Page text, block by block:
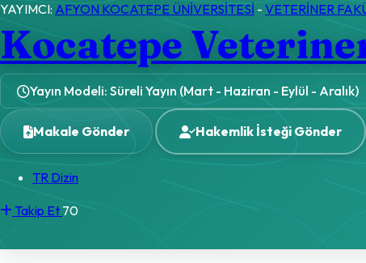
YAYIMCI: AFYON KOCATEPE ÜNİVERSİTESİ - VETERİNER
Kocatepe
Yayın Modeli: Süreli Yayın (Mart - Haziran - Eylül - Aralık)
Makale Gönder Hakemlik İsteği Gönder
TR Dizin
Takip Et 70